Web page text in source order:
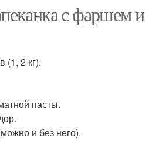
с фаршем и
(1, 2 кг).
пасты.
и без него).